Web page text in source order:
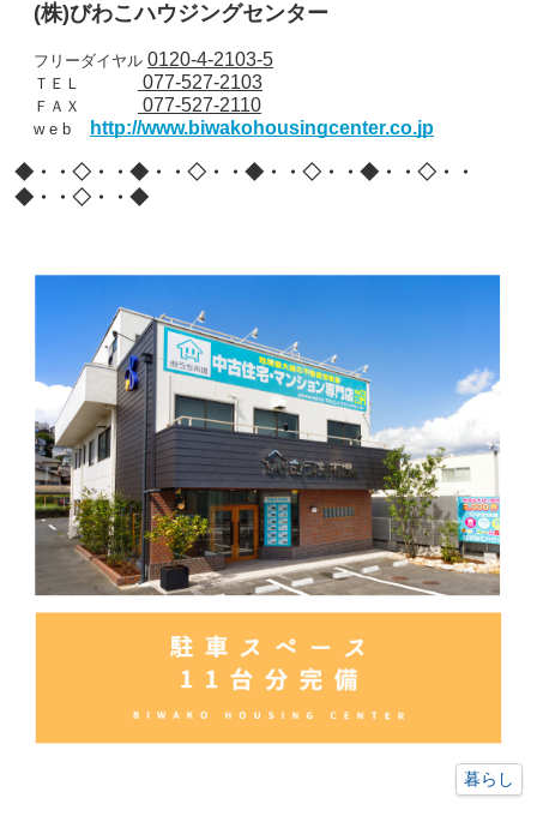
(株)びわこハウジングセンター
フリーダイヤル 0120-4-2103-5
ＴＥＬ 077-527-2103
ＦＡＸ 077-527-2110
w e b http://www.biwakohousingcenter.co.jp
◆・・◇・・◆・・◇・・◆・・◇・・◆・・◇・・
◆・・◇・・◆
暮らし